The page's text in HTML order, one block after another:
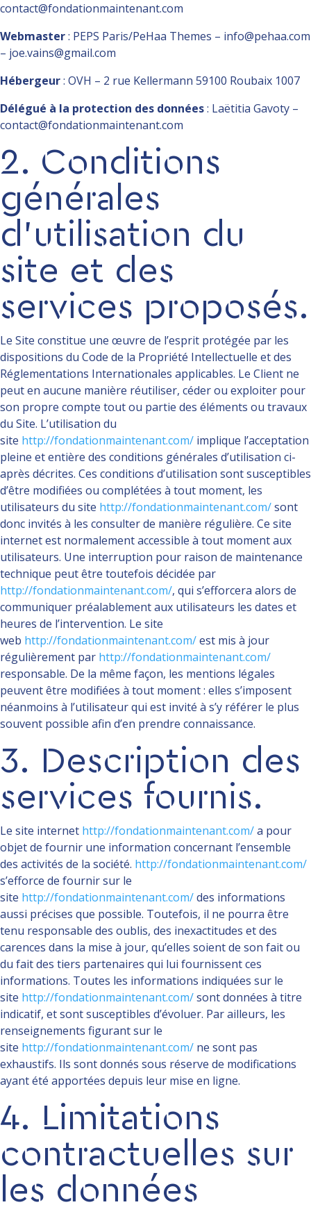
contact@fondationmaintenant.com
Webmaster: PEPS Paris/PeHaa Themes – info@pehaa.com
– joe.vains@gmail.com
Hébergeur: OVH – 2 rue Kellermann 59100 Roubaix 1007
Délégué à la protection des données: Laëtitia Gavoty –
contact@fondationmaintenant.com
2. Conditions
générales
d’utilisation du
site et des
services proposés.
Le Site constitue une œuvre de l’esprit protégée par les
dispositions du Code de la Propriété Intellectuelle et des
Réglementations Internationales applicables. Le Client ne
peut en aucune manière réutiliser, céder ou exploiter pour
son propre compte tout ou partie des éléments ou travaux
du Site. L’utilisation du
site http://fondationmaintenant.com/ implique l’acceptation
pleine et entière des conditions générales d’utilisation ci-
après décrites. Ces conditions d’utilisation sont susceptibles
d’être modifiées ou complétées à tout moment, les
utilisateurs du site http://fondationmaintenant.com/sont
donc invités à les consulter de manière régulière. Ce site
internet est normalement accessible à tout moment aux
utilisateurs. Une interruption pour raison de maintenance
technique peut être toutefois décidée par
http://fondationmaintenant.com/, qui s’efforcera alors de
communiquer préalablement aux utilisateurs les dates et
heures de l’intervention. Le site
web http://fondationmaintenant.com/est mis à jour
régulièrement par http://fondationmaintenant.com/
responsable. De la même façon, les mentions légales
peuvent être modifiées à tout moment : elles s’imposent
néanmoins à l’utilisateur qui est invité à s’y référer le plus
souvent possible afin d’en prendre connaissance.
3. Description des
services fournis.
Le site internet http://fondationmaintenant.com/a pour
objet de fournir une information concernant l’ensemble
des activités de la société. http://fondationmaintenant.com/
s’efforce de fournir sur le
site http://fondationmaintenant.com/des informations
aussi précises que possible. Toutefois, il ne pourra être
tenu responsable des oublis, des inexactitudes et des
carences dans la mise à jour, qu’elles soient de son fait ou
du fait des tiers partenaires qui lui fournissent ces
informations. Toutes les informations indiquées sur le
site http://fondationmaintenant.com/sont données à titre
indicatif, et sont susceptibles d’évoluer. Par ailleurs, les
renseignements figurant sur le
site http://fondationmaintenant.com/ ne sont pas
exhaustifs. Ils sont donnés sous réserve de modifications
ayant été apportées depuis leur mise en ligne.
4. Limitations
contractuelles sur
les données